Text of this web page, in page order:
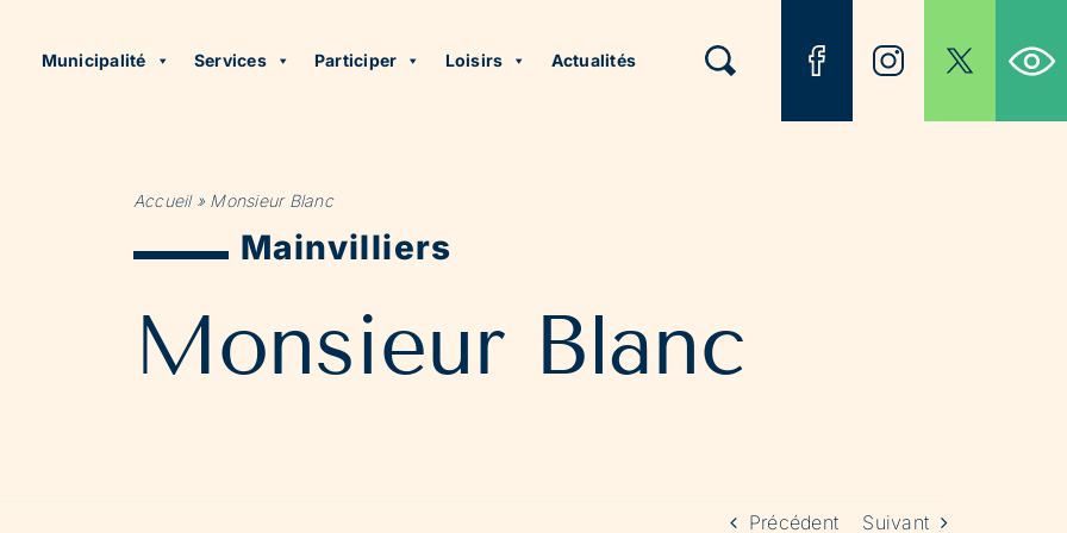
Municipalité Services Participer Loisirs Actualités
Accueil» Monsieur Blanc
Mainvilliers
Monsieur Blanc
Précédent Suivant